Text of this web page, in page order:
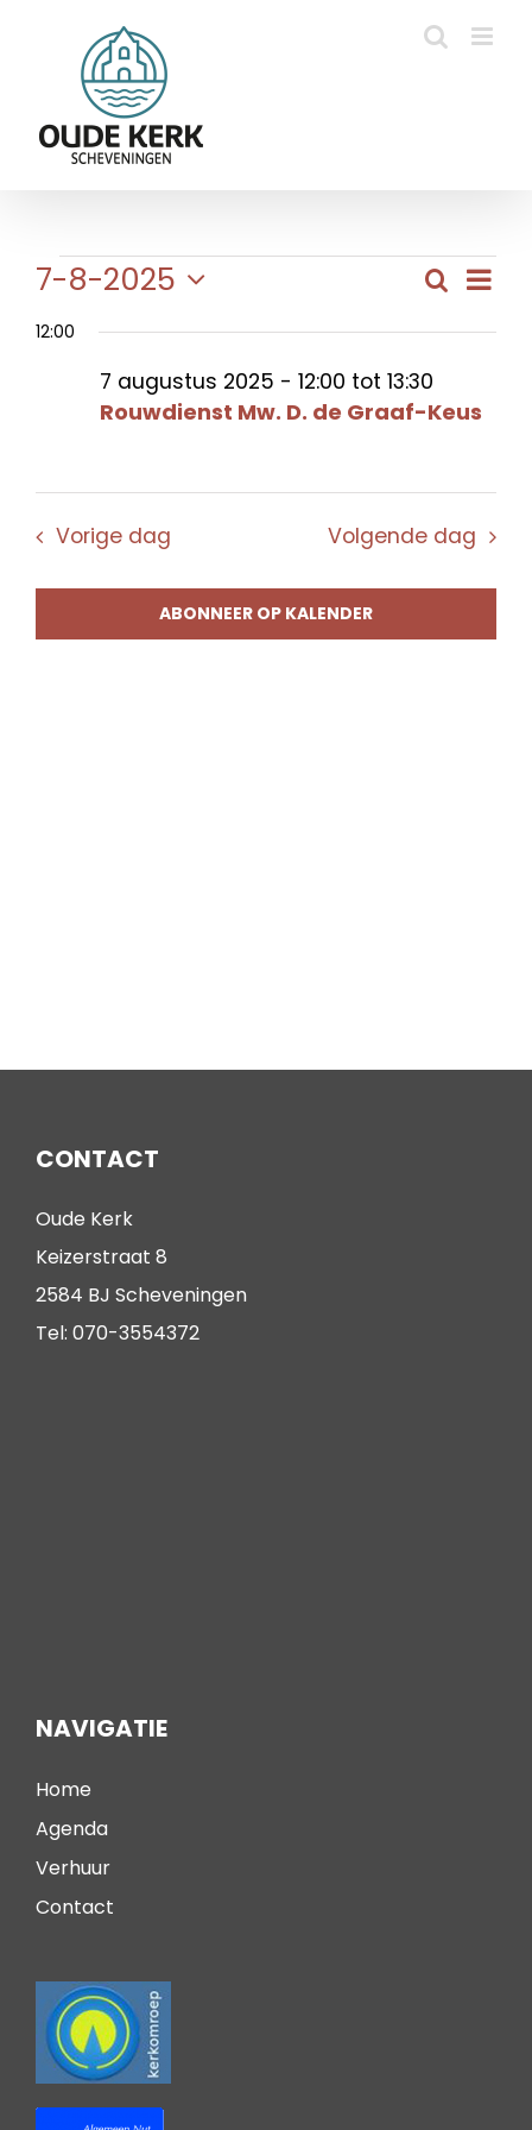
Evenementen
in
2025
en
Zoeken
Dag
7-8-2025
Selecteer
een
datum.
12:00
Rouwdienst Mw. D. de Graaf-Keus
7 augustus 2025 - 12:00 tot 13:30
Vorige dag Volgende dag
ABONNEER OP KALENDER
CONTACT
Oude Kerk
Keizerstraat 8
2584 BJ Scheveningen
Tel: 070-3554372
NAVIGATIE
Home
Agenda
Verhuur
Contact